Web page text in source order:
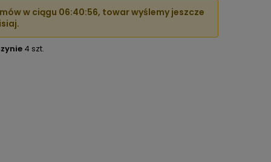
w ciągu 06:40:56, towar wyślemy jeszcze
4 szt.